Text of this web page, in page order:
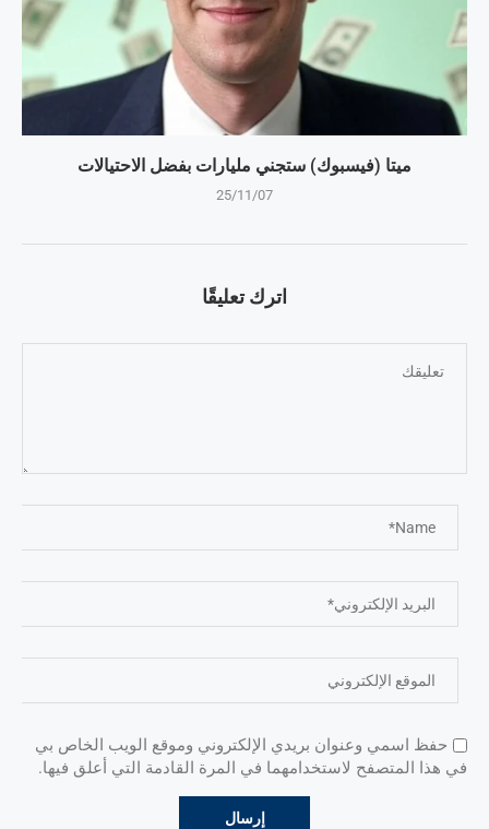
ميتا (فيسبوك) ستجني مليارات بفضل الاحتيالات
25/11/07
اترك تعليقًا
حفظ اسمي وعنوان بريدي الإلكتروني وموقع الويب الخاص بي
في هذا المتصفح لاستخدامهما في المرة القادمة التي أعلق فيها.